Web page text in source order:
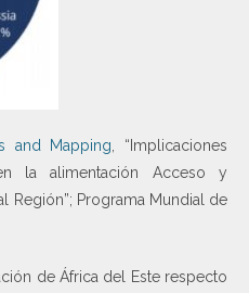
and Mapping , “Implicaciones
la alimentación Acceso y
Región”; Programa Mundial de
de África del Este respecto